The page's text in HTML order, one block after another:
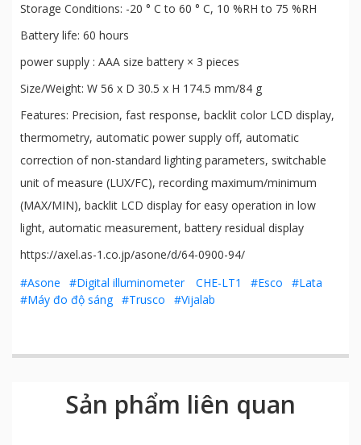
Storage Conditions: -20 ° C to 60 ° C, 10 %RH to 75 %RH
Battery life: 60 hours
power supply : AAA size battery × 3 pieces
Size/Weight: W 56 x D 30.5 x H 174.5 mm/84 g
Features: Precision, fast response, backlit color LCD display,
thermometry, automatic power supply off, automatic
correction of non-standard lighting parameters, switchable
unit of measure (LUX/FC), recording maximum/minimum
(MAX/MIN), backlit LCD display for easy operation in low
light, automatic measurement, battery residual display
https://axel.as-1.co.jp/asone/d/64-0900-94/
#Asone
#Digital illuminometer CHE-LT1 #Esco
#Lata
#Máy đo độ sáng #Trusco #Vijalab
Sản phẩm liên quan